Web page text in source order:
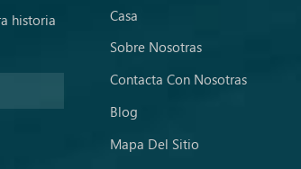
historia
Casa
Sobre Nosotras
Contacta Con Nosotras
Blog
Mapa Del Sitio